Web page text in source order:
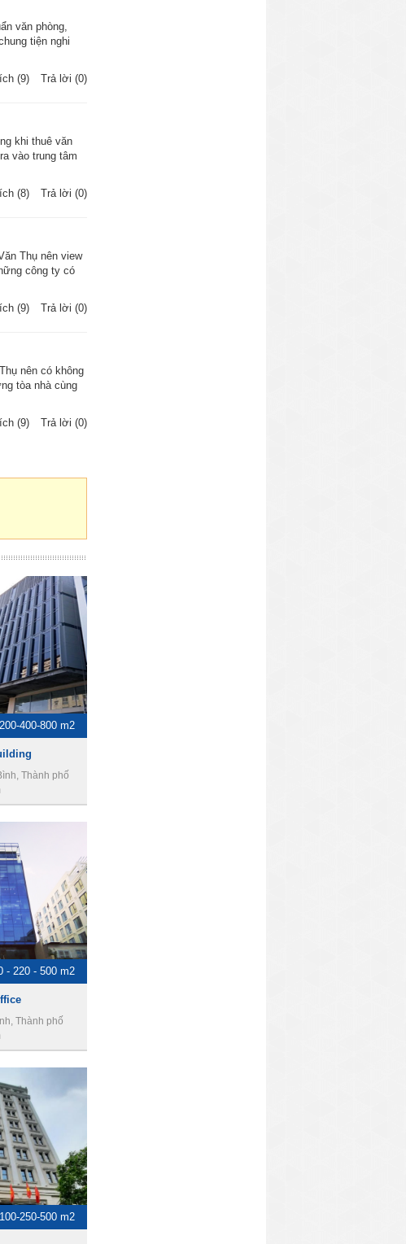
văn phòng,
tiện nghi
(9)
Trả lời (0)
khi thuê văn
vào trung tâm
(8)
Trả lời (0)
Thụ nên view
công ty có
(9)
Trả lời (0)
nên có không
tòa nhà cùng
(9)
Trả lời (0)
400-800 m2
Thành phố
- 220 - 500 m2
Thành phố
100-250-500 m2